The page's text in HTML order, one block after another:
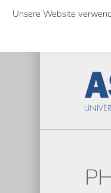
Skip
content
Unsere Website